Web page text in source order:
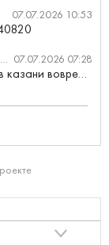
07.07.2026 10:53
Гость 2084, Ботаническая 3 (ПИК, бизнес-класс) 07.07.2026 07:28
проверьте, сдал ли пик хоть чтото в казани вовремя?